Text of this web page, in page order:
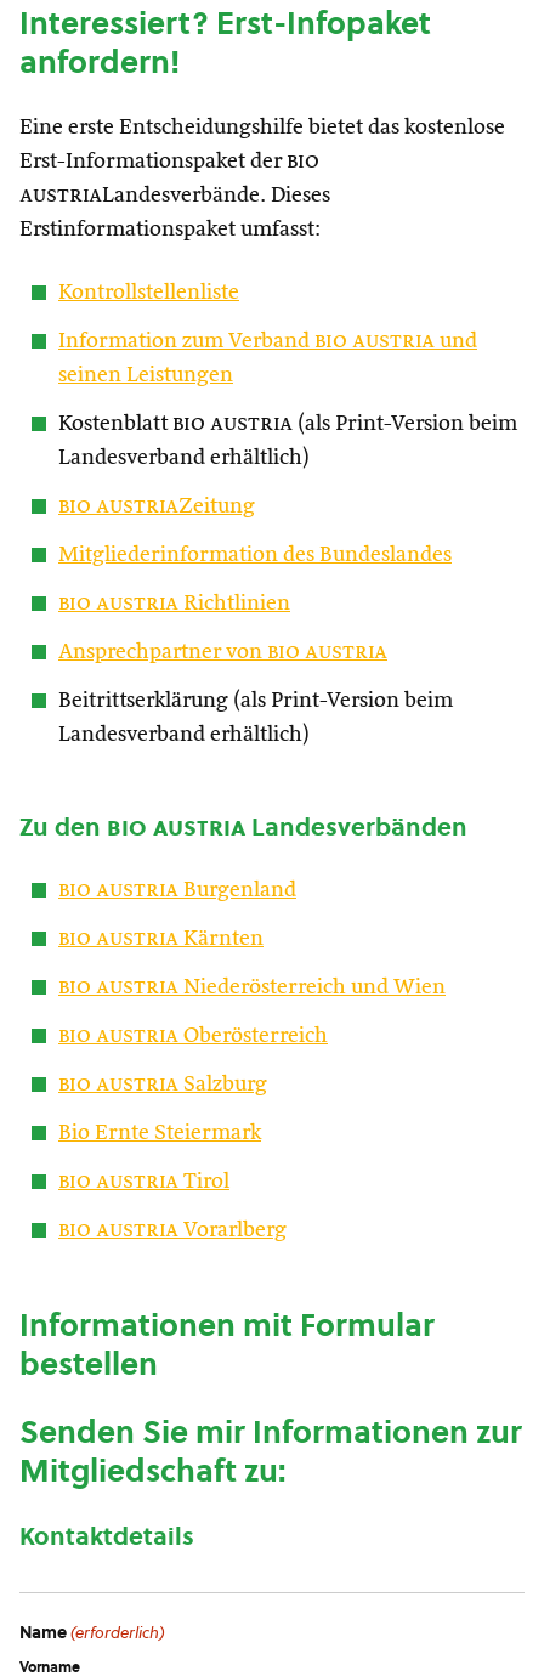
Interessiert? Erst-Infopaket
anfordern!
Eine erste Entscheidungshilfe bietet das kostenlose
Erst-Informationspaket der bio
austriaLandesverbände. Dieses
Erstinformationspaket umfasst:
Kontrollstellenliste
Information zum Verband bio austria und
seinen Leistungen
Kostenblatt bio austria (als Print-Version beim
Landesverband erhältlich)
bio austriaZeitung
Mitgliederinformation des Bundeslandes
bio austria Richtlinien
Ansprechpartner von bio austria
Beitrittserklärung (als Print-Version beim
Landesverband erhältlich)
Zu den bio austria Landesverbänden
bio austria Burgenland
bio austria Kärnten
bio austria Niederösterreich und Wien
bio austria Oberösterreich
bio austria Salzburg
Bio Ernte Steiermark
bio austria Tirol
bio austria Vorarlberg
Informationen mit Formular
bestellen
Senden Sie mir Informationen zur
Mitgliedschaft zu:
Kontaktdetails
Name(erforderlich)
Vorname